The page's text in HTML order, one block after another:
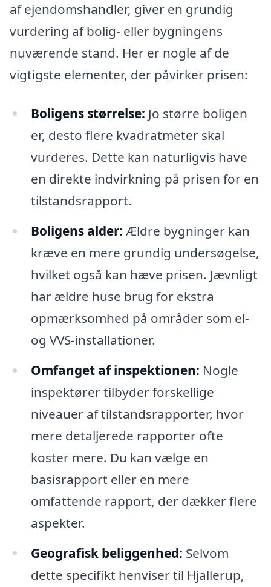
af ejendomshandler, giver en grundig
vurdering af bolig- eller bygningens
nuværende stand. Her er nogle af de
vigtigste elementer, der påvirker prisen:
Boligens størrelse: Jo større boligen
er, desto flere kvadratmeter skal
vurderes. Dette kan naturligvis have
en direkte indvirkning på prisen for en
tilstandsrapport.
Boligens alder: Ældre bygninger kan
kræve en mere grundig undersøgelse,
hvilket også kan hæve prisen. Jævnligt
har ældre huse brug for ekstra
opmærksomhed på områder som el-
og VVS-installationer.
Omfanget af inspektionen: Nogle
inspektører tilbyder forskellige
niveauer af tilstandsrapporter, hvor
mere detaljerede rapporter ofte
koster mere. Du kan vælge en
basisrapport eller en mere
omfattende rapport, der dækker flere
aspekter.
Geografisk beliggenhed: Selvom
dette specifikt henviser til Hjallerup,